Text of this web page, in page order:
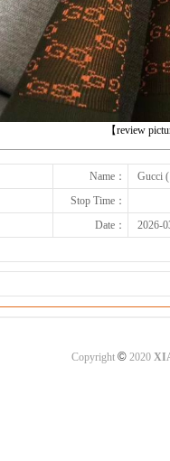
【review
下一张
Name：
Gucci
Stop Time：
Date：
2026-
Copyright ©2020